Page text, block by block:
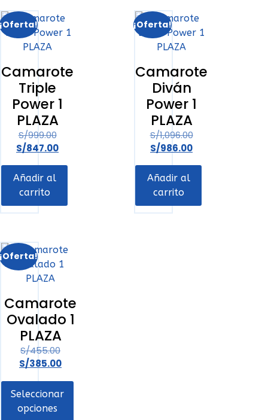
Camarote
Triple
Power 1
PLAZA
S/999.00
S/847.00
Añadir al
carrito
¡Oferta!
Camarote
Diván
Power 1
PLAZA
S/1,096.00
S/986.00
Añadir al
carrito
Camarote
Ovalado 1
PLAZA
S/455.00
S/385.00
Seleccionar
opciones